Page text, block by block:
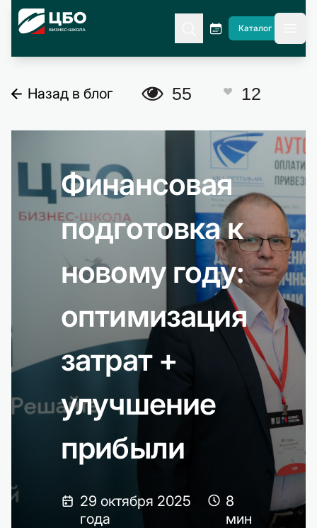
CBO
Каталог
Назад в блог A 55 C 12
Финансовая
подготовка к
новому году:
оптимизация
затрат +
улучшение
прибыли
29 октября 2025
года
8
мин